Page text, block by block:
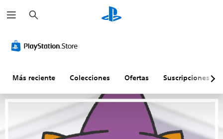
u
s
r
Más reciente Colecciones Ofertas Suscripciones